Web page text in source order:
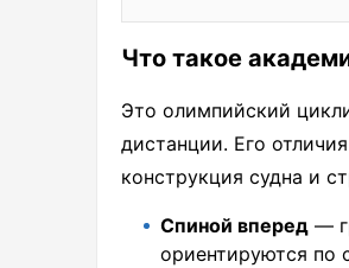
Что такое
Это олимпийский
дистанции. Его
конструкция судна и
Спиной вперед —
ориентируются по